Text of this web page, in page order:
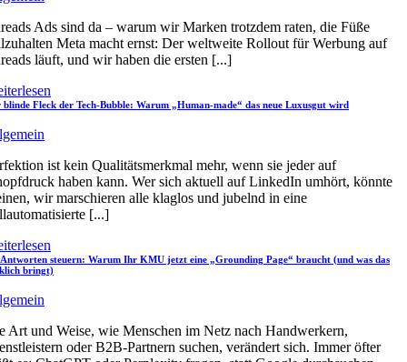
Ads sind da – warum wir Marken trotzdem raten, die Füße
Meta macht ernst: Der weltweite Rollout für Werbung auf
läuft, und wir haben die ersten [...]
blinde Fleck der Tech-Bubble: Warum „Human-made“ das neue Luxusgut wird
ist kein Qualitätsmerkmal mehr, wenn sie jeder auf
haben kann. Wer sich aktuell auf LinkedIn umhört, könnte
wir marschieren alle klaglos und jubelnd in eine
[...]
steuern: Warum Ihr KMU jetzt eine „Grounding Page“ braucht (und was das
bringt)
Art und Weise, wie Menschen im Netz nach Handwerkern,
oder B2B-Partnern suchen, verändert sich. Immer öfter